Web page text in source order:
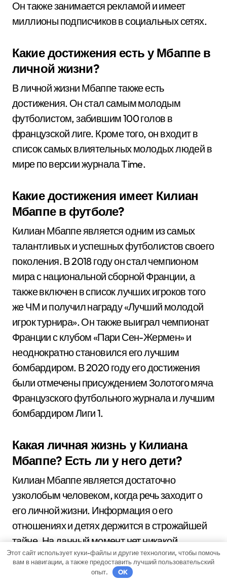
Он также занимается рекламой и имеет
миллионы подписчиков в социальных сетях.
Какие достижения есть у Мбаппе в
личной жизни?
В личной жизни Мбаппе также есть
достижения. Он стал самым молодым
футболистом, забившим 100 голов в
французской лиге. Кроме того, он входит в
список самых влиятельных молодых людей в
мире по версии журнала Time.
Какие достижения имеет Килиан
Мбаппе в футболе?
Килиан Мбаппе является одним из самых
талантливых и успешных футболистов своего
поколения. В 2018 году он стал чемпионом
мира с национальной сборной Франции, а
также включен в список лучших игроков того
же ЧМ и получил награду «Лучший молодой
игрок турнира». Он также выиграл чемпионат
Франции с клубом «Пари Сен-Жермен» и
неоднократно становился его лучшим
бомбардиром. В 2020 году его достижения
были отмечены присуждением Золотого мяча
Французского футбольного журнала и лучшим
бомбардиром Лиги 1.
Какая личная жизнь у Килиана
Мбаппе? Есть ли у него дети?
Килиан Мбаппе является достаточно
узколобым человеком, когда речь заходит о
его личной жизни. Информация о его
отношениях и детях держится в строжайшей
тайне. На данный момент нет никакой
официальной информации о том, есть ли у
него подруга или дети. Он склоняется к
Этот сайт использует куки-файлы и другие технологии, чтобы помочь
вам в навигации, а также предоставить лучший пользовательский
опыт.
OK